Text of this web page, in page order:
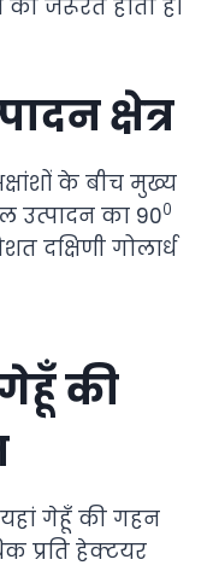
जरूरत होती है।
क्षेत्र
के बीच मुख्य
उत्पादन का 90०
दक्षिणी गोलार्ध
की
गेहूँ की गहन
प्रति हेक्टयर